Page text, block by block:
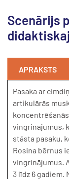
Scenārijs
APRAKSTS
Pasaka ar
artikulārās
vingrinājumus,
stāsta pasaku,
Rosina bērnus
vingrinājumus.
3 līdz 6 gadiem.